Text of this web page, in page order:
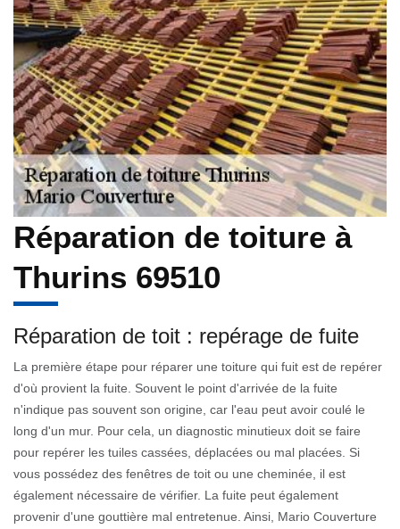
Réparation de toiture à
Thurins 69510
Réparation de toit : repérage de fuite
La première étape pour réparer une toiture qui fuit est de repérer
d'où provient la fuite. Souvent le point d'arrivée de la fuite
n'indique pas souvent son origine, car l'eau peut avoir coulé le
long d'un mur. Pour cela, un diagnostic minutieux doit se faire
pour repérer les tuiles cassées, déplacées ou mal placées. Si
vous possédez des fenêtres de toit ou une cheminée, il est
également nécessaire de vérifier. La fuite peut également
provenir d'une gouttière mal entretenue. Ainsi, Mario Couverture